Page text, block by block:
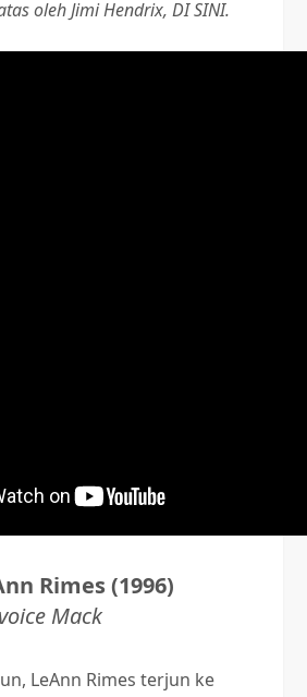
oleh Jimi Hendrix, DI SINI.
Rimes (1996)
Mack
LeAnn Rimes terjun ke